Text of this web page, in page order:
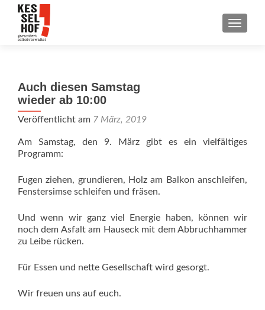
Auch diesen Samstag
wieder ab 10:00
Veröffentlicht am 7 März, 2019
Am Samstag, den 9. März gibt es ein vielfältiges
Programm:
Fugen ziehen, grundieren, Holz am Balkon anschleifen,
Fenstersimse schleifen und fräsen.
Und wenn wir ganz viel Energie haben, können wir
noch dem Asfalt am Hauseck mit dem Abbruchhammer
zu Leibe rücken.
Für Essen und nette Gesellschaft wird gesorgt.
Wir freuen uns auf euch.